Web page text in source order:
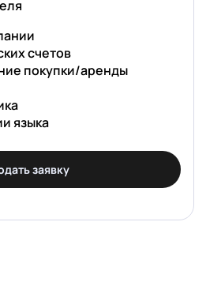
счетов
покупки/аренды
языка
заявку